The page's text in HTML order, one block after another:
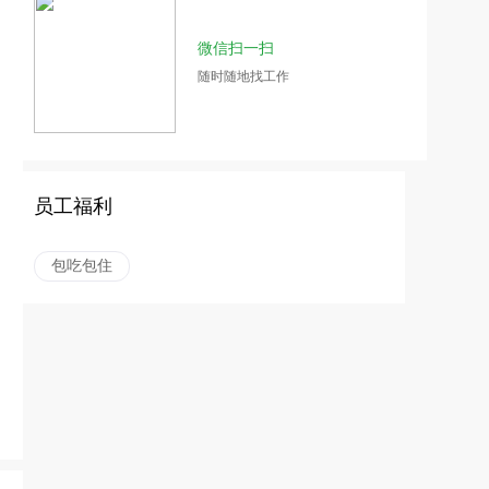
微信扫一扫
随时随地找工作
员工福利
包吃包住